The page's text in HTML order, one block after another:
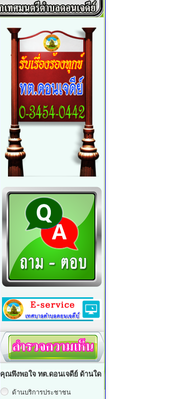
คุณพึงพอใจ ทต.ดอนเจดีย์ ด้านใด
ด้านบริการประชาชน